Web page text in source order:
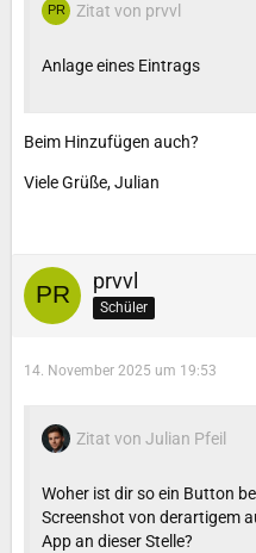
Zitat von prvvl
Anlage eines Eintrags
Beim Hinzufügen auch?
Viele Grüße, Julian
prvvl
Schüler
14. November 2025 um 19:53
Zitat von Julian Pfeil
Woher ist dir so ein Button
Screenshot von derartigem
App an dieser Stelle?